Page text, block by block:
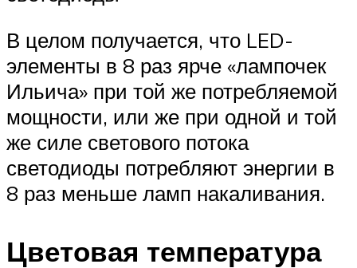
В целом получается, что LED-
элементы в 8 раз ярче «лампочек
Ильича» при той же потребляемой
мощности, или же при одной и той
же силе светового потока
светодиоды потребляют энергии в
8 раз меньше ламп накаливания.
Цветовая температура